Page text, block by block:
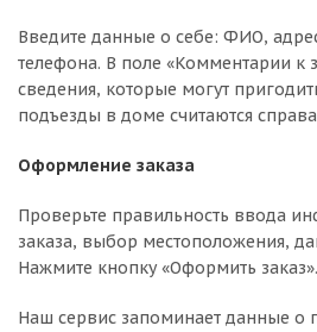
Введите данные о себе: ФИО,
телефона. В поле «Комментарии к
сведения, которые могут
подъезды в доме считаются
Оформление заказа
Проверьте правильность ввода
заказа, выбор местоположения,
Нажмите кнопку «Оформить заказ».
Наш сервис запоминает данные о